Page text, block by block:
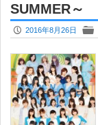
SUMMER～
P 2016年8月26日 F